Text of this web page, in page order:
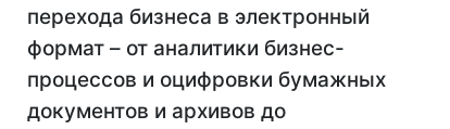
перехода бизнеса в электронный
формат – от аналитики бизнес-
процессов и оцифровки бумажных
документов и архивов до